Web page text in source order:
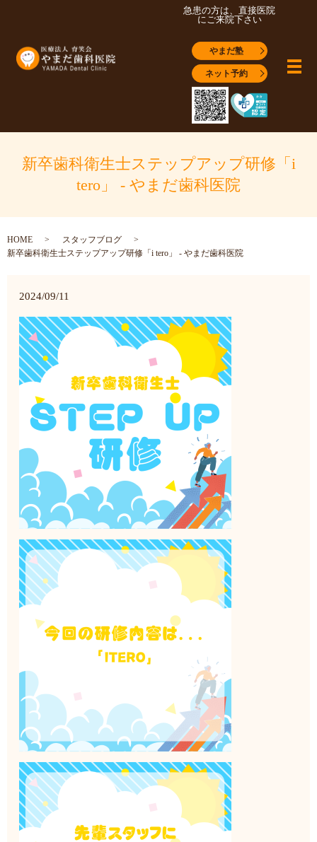
急患の方は、直接医院
にご来院下さい
やまだ塾
ネット予約 メ
新卒歯科衛生士ステップアップ研修「i
tero」 - やまだ歯科医院
HOME
スタッフブログ
新卒歯科衛生士ステップアップ研修「i tero」 - やまだ歯科医院
2024/09/11